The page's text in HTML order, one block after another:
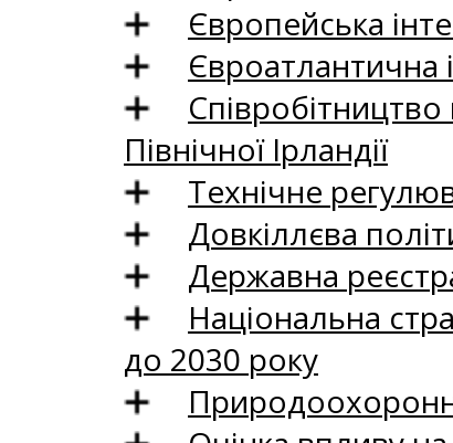
Європейська
Євроатлантична
Північної Ірландії
Технічне
Довкіллєва
Державна
Національна
до 2030 року